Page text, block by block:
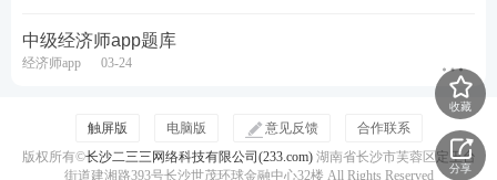
中级经济师app题库
经济师app 03-24
收藏
分享
触屏版 电脑版 意见反馈
合作联系
版权所有©长沙二三三网络科技有限公司(233.com)湖南省长沙市芙蓉区定王台
街道建湘路393号长沙世茂环球金融中心32楼 All Rights Reserved